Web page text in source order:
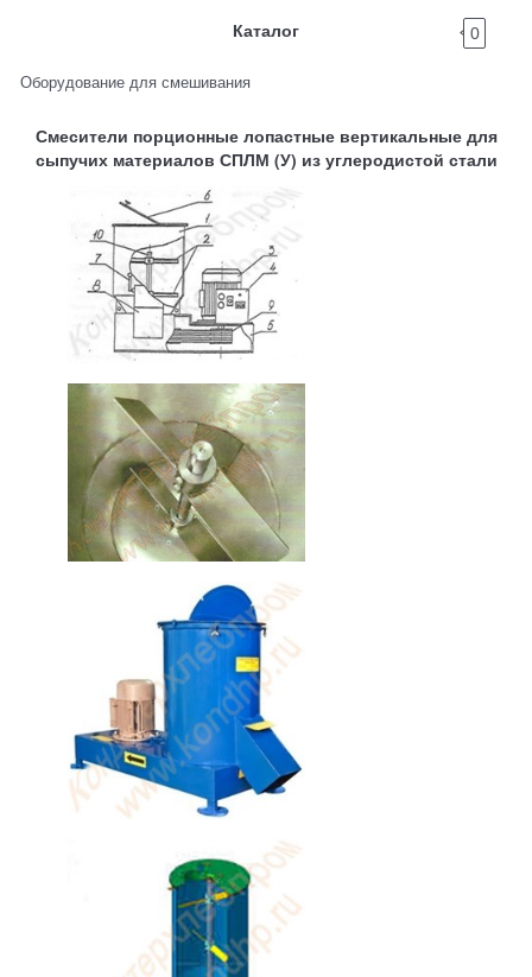
Каталог 0
Оборудование для смешивания
Смесители порционные лопастные вертикальные для
сыпучих материалов СПЛМ (У) из углеродистой стали